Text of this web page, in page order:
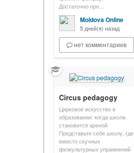
Достаточно про…
Moldova Online
5 дней(я) назад
нет комментариев
Circus pedagogy
Цирковое искусство в
образовании: когда школа
становится ареной
Представьте себе школу, где
вместо скучных
физкультурных упражнений